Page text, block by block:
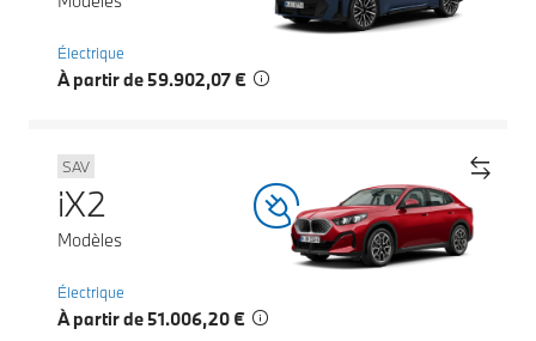
Électrique
À partir de 59.902,07 €
SAV
iX2
Modèles
Électrique
À partir de 51.006,20 €